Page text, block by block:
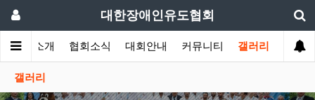
대한장애인유도협회
협회소개 협회소식 대회안내 커뮤니티 갤러리
갤러리